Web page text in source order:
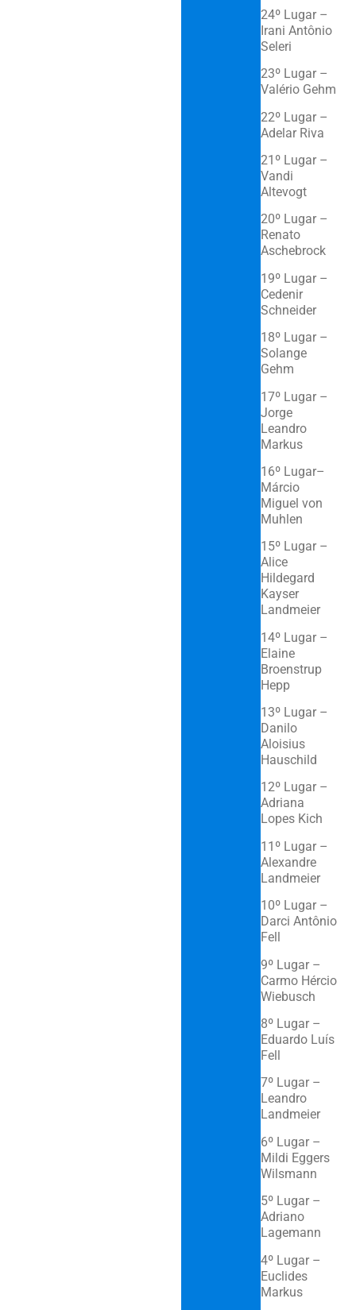
24º Lugar –
Irani Antônio
Seleri
23º Lugar –
Valério Gehm
22º Lugar –
Adelar Riva
21º Lugar –
Vandi
Altevogt
20º Lugar –
Renato
Aschebrock
19º Lugar –
Cedenir
Schneider
18º Lugar –
Solange
Gehm
17º Lugar –
Jorge
Leandro
Markus
16º Lugar–
Márcio
Miguel von
15º Lugar –
Alice
Hildegard
Kayser
Landmeier
14º Lugar –
Elaine
Broenstrup
13º Lugar –
Danilo
Aloisius
Hauschild
12º Lugar –
Adriana
Lopes Kich
11º Lugar –
Alexandre
Landmeier
10º Lugar –
Darci Antônio
Fell
9º Lugar –
Carmo Hércio
Wiebusch
8º Lugar –
Eduardo Luís
Fell
7º Lugar –
Leandro
Landmeier
6º Lugar –
Mildi Eggers
Wilsmann
5º Lugar –
Adriano
Lagemann
4º Lugar –
Euclides
Markus